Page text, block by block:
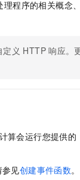
理程序的相关概念
义 HTTP 响应。
算会运行您提供的
见创建事件函数。
1.1-I2V
能体编程平台
100%兼容MySQL、
从聊天伙伴进化为能主动干活的本地数字员工
以可视化方式快速构建移动和 PC 门户网站
成，高效打造优质广告
无忧落地极速上线